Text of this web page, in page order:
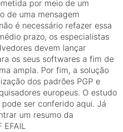
por meio de um
de uma mensagem
é necessário refazer essa
prazo, os especialistas
devem lançar
os seus softwares a fim de
ampla. Por fim, a solução
dos padrões PGP e
europeus. O estudo
ser conferido aqui. Já
um resumo da
EFAIL